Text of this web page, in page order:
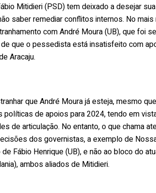
Mitidieri (PSD) tem deixado a desejar
saber remediar conflitos internos. No
com André Moura (UB), que foi
que o pessedista está insatisfeito com
Aracaju.
que André Moura já esteja, mesmo
políticas de apoios para 2024, tendo em
de articulação. No entanto, o que chama
dos governistas, a exemplo de
Fábio Henrique (UB), e não ao bloco do
ambos aliados de Mitidieri.